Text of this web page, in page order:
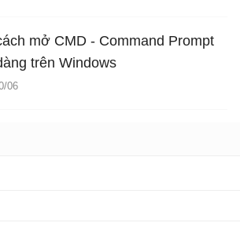
mở CMD - Command Prompt
trên Windows
06